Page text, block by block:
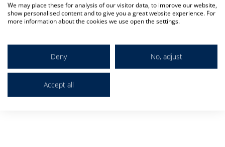
-
Details zur Produktsicherheit
We may place these for analysis of our visitor data, to improve our website,
show personalised content and to give you a great website experience. For
more information about the cookies we use open the settings.
Deny No, adjust
Accept all